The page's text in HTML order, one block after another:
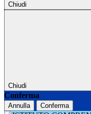
Chiudi
Chiudi
Conferma
Annulla Conferma